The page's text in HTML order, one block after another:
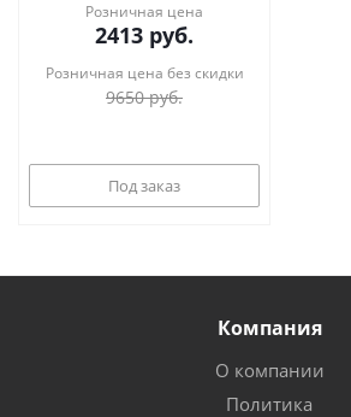
Розничная цена
2413 руб.
Розничная цена без скидки
9650руб.
Под заказ
Компания
О компании
Политика